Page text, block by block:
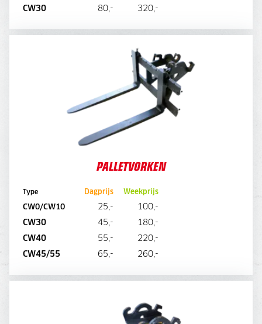
CW30
80,- 320,-
PALLETVORKEN
Type Dagprijs Weekprijs
CW0/CW10 25,-
100,-
CW30
45,-
180,-
CW40
55,-
220,-
CW45/55
65,- 260,-
PALLETVORKEN
DIRECT AANVRAGEN
RIPPERTAND